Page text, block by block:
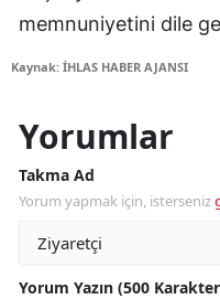
memnuniyetini dile
Kaynak: İHLAS HABER AJANSI
Yorumlar
Takma Ad
Yorum yapmak için, isterseniz
Yorum Yazın (500